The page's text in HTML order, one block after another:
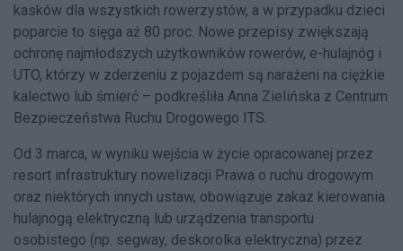
kasków dla wszystkich rowerzystów, a w przypadku dzieci
poparcie to sięga aż 80 proc. Nowe przepisy zwiększają
ochronę najmłodszych użytkowników rowerów, e-hulajnóg i
UTO, którzy w zderzeniu z pojazdem są narażeni na ciężkie
kalectwo lub śmierć – podkreśliła Anna Zielińska z Centrum
Bezpieczeństwa Ruchu Drogowego ITS.
Od 3 marca, w wyniku wejścia w życie opracowanej przez
resort infrastruktury nowelizacji Prawa o ruchu drogowym
oraz niektórych innych ustaw, obowiązuje zakaz kierowania
hulajnogą elektryczną lub urządzenia transportu
osobistego (np. segway, deskorolka elektryczna) przez